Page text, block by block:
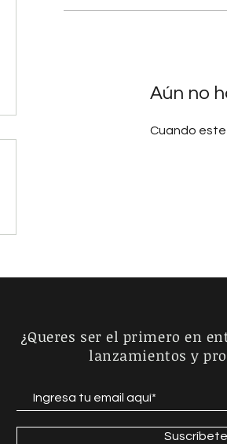
Aún no
Cuando
¿Queres ser el primero en
lanzamientos y
Suscríbete